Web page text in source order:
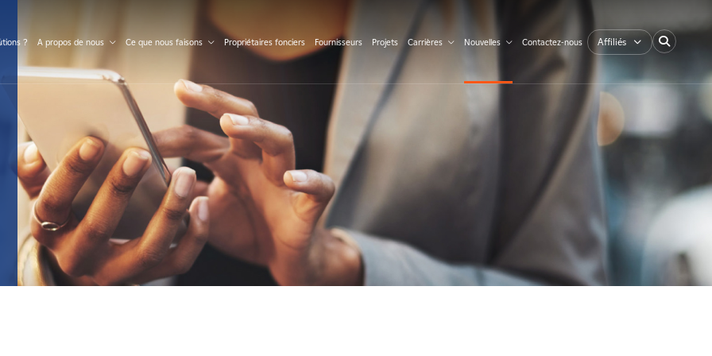
? A propos de nous Ce que nous faisons Propriétaires fonciers Fournisseurs Projets Carrières Nouvelles Contactez-nous Affiliés